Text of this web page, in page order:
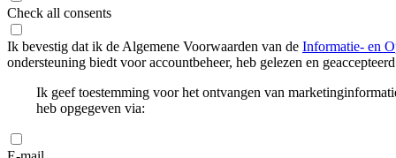
Check all consents
Ik bevestig dat ik de Algemene Voorwaarden van de Informatie- en
ondersteuning biedt voor accountbeheer, heb gelezen en
Ik geef toestemming voor het ontvangen van
heb opgegeven via: